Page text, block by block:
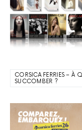
CORSICA FERRIES – À
SUCCOMBER ?